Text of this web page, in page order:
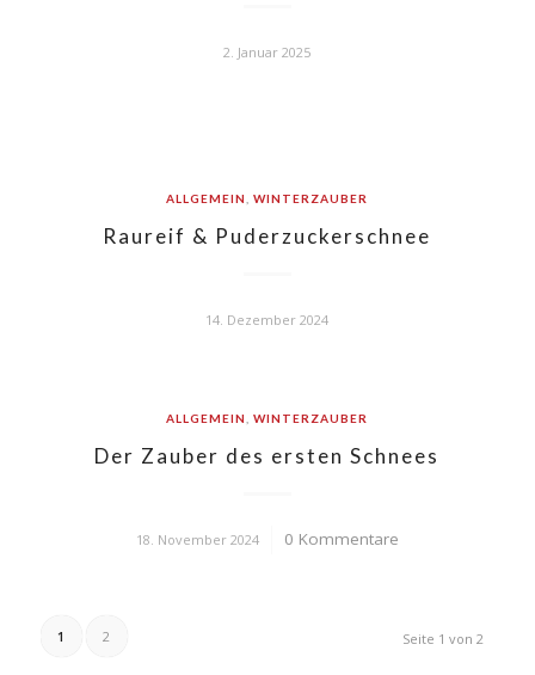
2. Januar 2025
ALLGEMEIN ,WINTERZAUBER
Raureif & Puderzuckerschnee
14. Dezember 2024
ALLGEMEIN ,WINTERZAUBER
Der Zauber des ersten Schnees
18. November 2024
/ 0 Kommentare
Seite 1 von 2
1 2